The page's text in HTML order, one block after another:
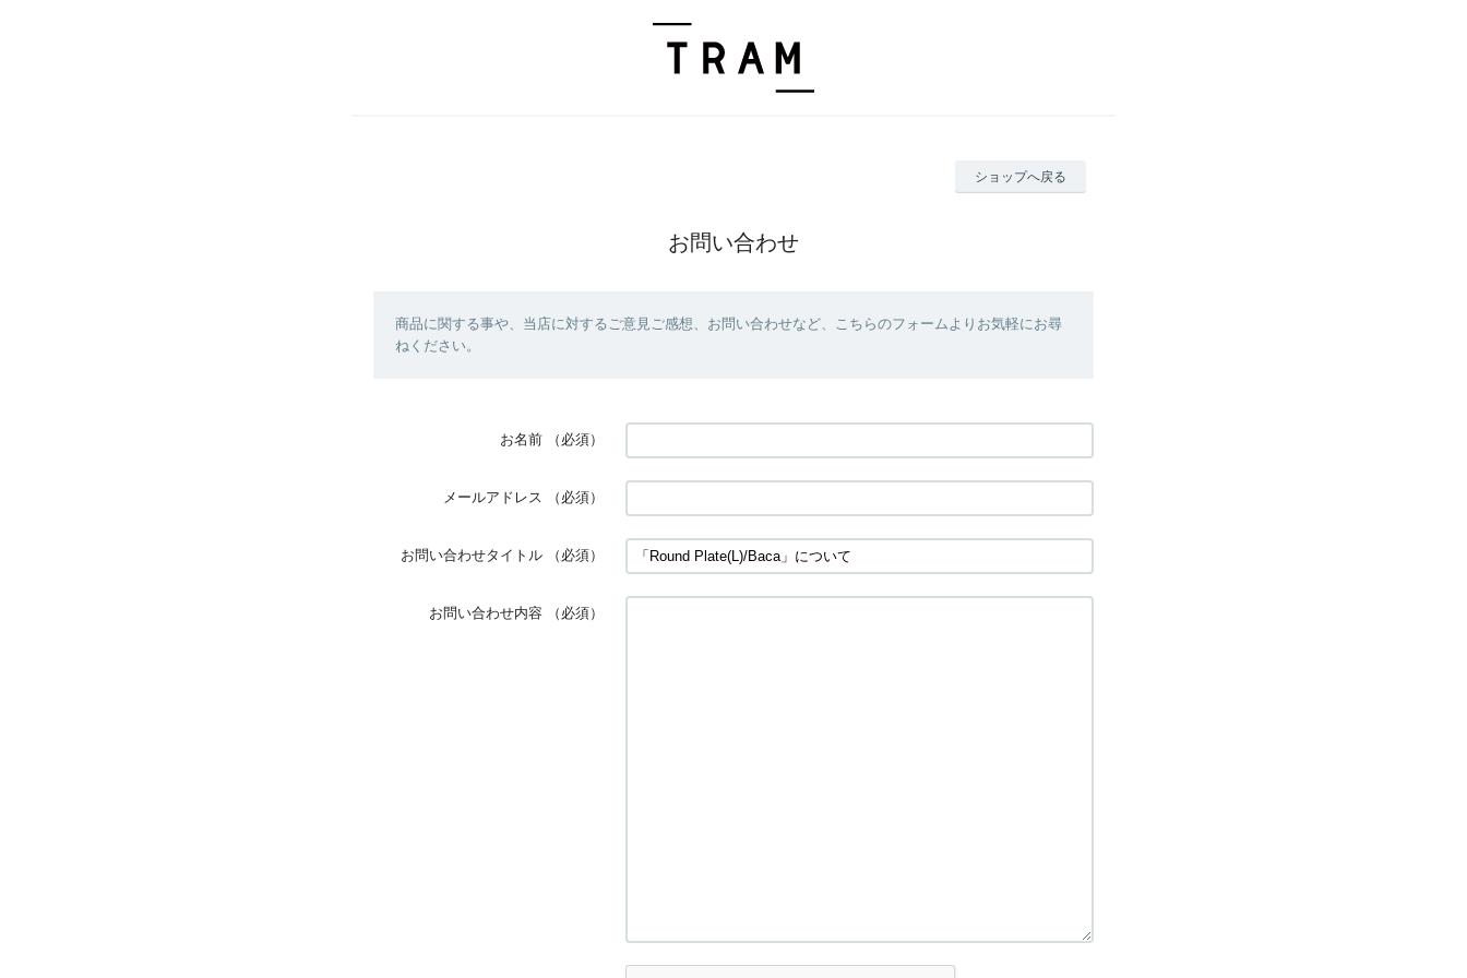
ショップへ戻る
お問い合わせ
商品に関する事や、当店に対するご意見ご感想、お問い合わせなど、こちらのフォームよりお気軽にお尋
ねください。
お名前 （必須）
メールアドレス （必須）
お問い合わせタイトル （必須）
お問い合わせ内容 （必須）